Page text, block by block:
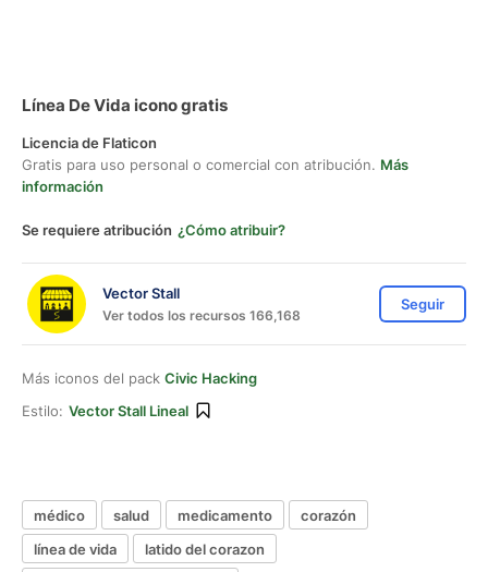
Línea De Vida icono gratis
Licencia de Flaticon
Gratis para uso personal o comercial con atribución. Más
información
Se requiere atribución ¿Cómo atribuir?
Vector Stall
Ver todos los recursos 166,168
Seguir
Más iconos del pack Civic Hacking
Estilo: Vector Stall Lineal
médico salud medicamento
corazón
línea de vida
latido del corazon